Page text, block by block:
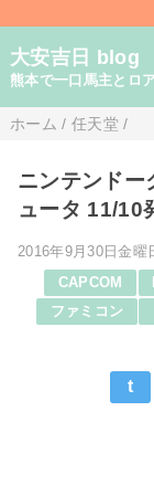
大安吉日 blog
熊本で一口馬主とロ
ホーム / 任天堂 /
ニンテンドー
ュータ 11/10
2016年9月30日金曜
CAPCOM
ファミコン
t